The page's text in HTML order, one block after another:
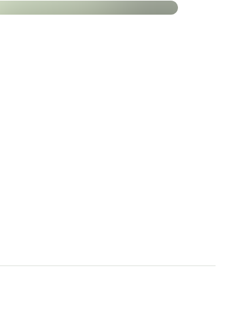
importante para la formación y el
paredes de las arterias y otros tejidos
de huesos frágiles y pobres en
diaria de 50 µg debería ser